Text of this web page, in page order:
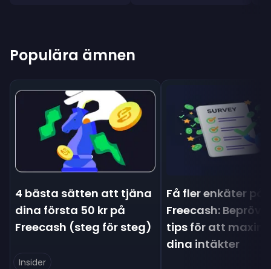
Populära ämnen
4 bästa sätten att tjäna
dina första 50 kr på
Freecash (steg för steg)
Insider
Få fler enkäter på
Freecash:
tips för att
dina intäkter